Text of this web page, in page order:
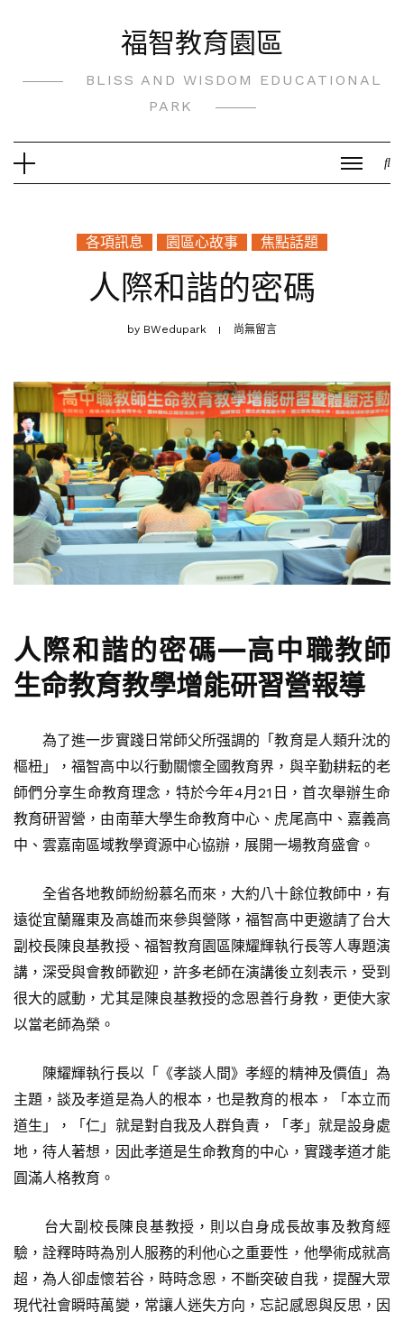
福智教育園區
BLISS AND WISDOM EDUCATIONAL
PARK
各項訊息 園區心故事 焦點話題
人際和諧的密碼
by BWedupark 尚無留言
人際和諧的密碼—高中職教師
生命教育教學增能研習營報導
為了進一步實踐日常師父所强調的「教育是人類升沈的
樞杻」，福智高中以行動關懷全國教育界，與辛勤耕耘的老
師們分享生命教育理念，特於今年4月21日，首次舉辦生命
教育研習營，由南華大學生命教育中心、虎尾高中、嘉義高
中、雲嘉南區域教學資源中心協辦，展開一場教育盛會。
全省各地教師紛紛慕名而來，大約八十餘位教師中，有
遠從宜蘭羅東及高雄而來參與營隊，福智高中更邀請了台大
副校長陳良基教授、福智教育園區陳耀輝執行長等人專題演
講，深受與會教師歡迎，許多老師在演講後立刻表示，受到
很大的感動，尤其是陳良基教授的念恩善行身教，更使大家
以當老師為榮。
陳耀輝執行長以「《孝談人間》孝經的精神及價值」為
主題，談及孝道是為人的根本，也是教育的根本，「本立而
道生」，「仁」就是對自我及人群負責，「孝」就是設身處
地，待人著想，因此孝道是生命教育的中心，實踐孝道才能
圓滿人格教育。
台大副校長陳良基教授，則以自身成長故事及教育經
驗，詮釋時時為別人服務的利他心之重要性，他學術成就高
超，為人卻虛懷若谷，時時念恩，不斷突破自我，提醒大眾
現代社會瞬時萬變，常讓人迷失方向，忘記感恩與反思，因